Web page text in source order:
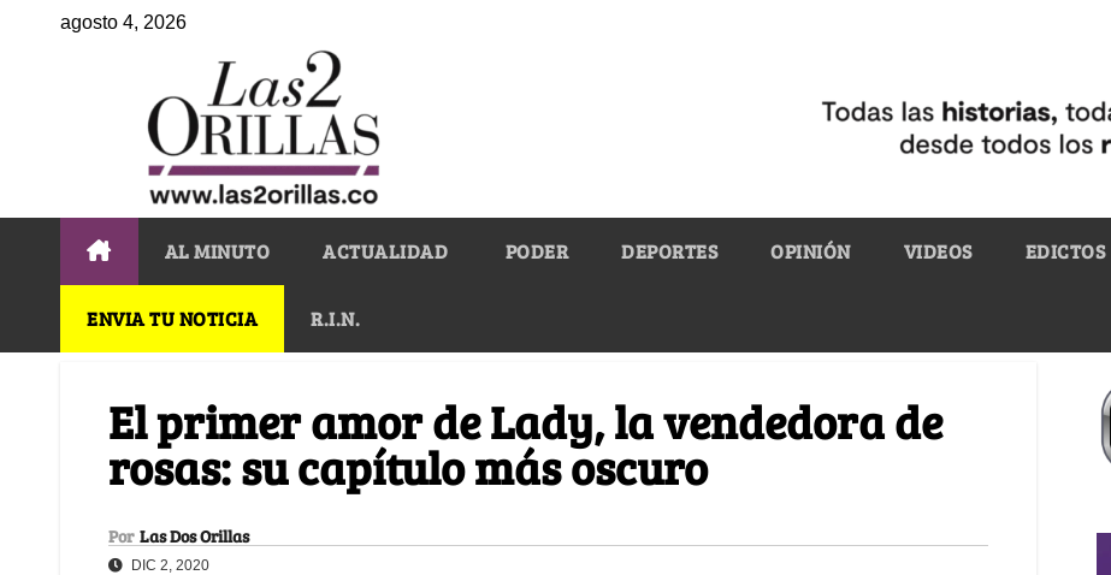
agosto 4, 2026
AL MINUTO ACTUALIDAD PODER DEPORTES OPINIÓN VIDEOS EDICTOS
ENVIA TU NOTICIA R.I.N.
El primer amor de Lady, la vendedora de
rosas: su capítulo más oscuro
Por Las Dos Orillas
DIC 2, 2020